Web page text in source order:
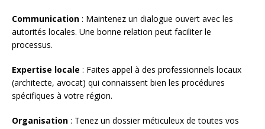
Communication : Maintenez un dialogue ouvert avec les
autorités locales. Une bonne relation peut faciliter le
processus.
Expertise locale : Faites appel à des professionnels locaux
(architecte, avocat) qui connaissent bien les procédures
spécifiques à votre région.
Organisation : Tenez un dossier méticuleux de toutes vos